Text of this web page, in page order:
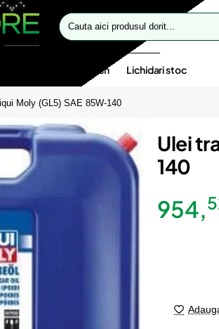
Cauta
aici
Oferte flash Lichidari stoc
Moly (GL5) SAE 85W-140
Ulei
140
954,